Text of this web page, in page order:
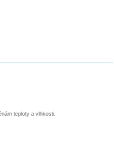
teploty a vlhkosti.